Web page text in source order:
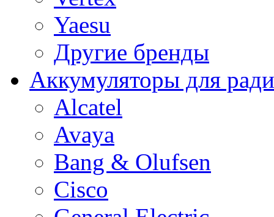
Yaesu
Другие бренды
Аккумуляторы для
Alcatel
Avaya
Bang & Olufsen
Cisco